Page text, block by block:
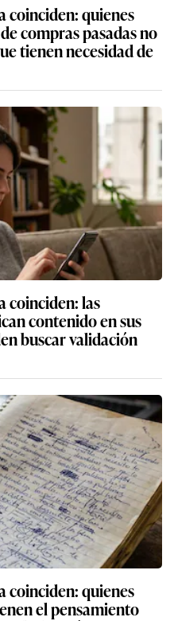
coinciden: quienes
compras pasadas no
tienen necesidad de
coinciden: las
contenido en sus
buscar validación
coinciden: quienes
el pensamiento